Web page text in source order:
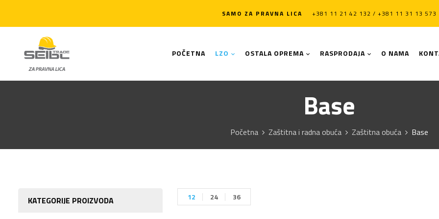
SAMO ZA PRAVNA LICA +381 11 21 42 132 / +381 11 31 13 573
POČETNA LZO OSTALA OPREMA RASPRODAJA O NAMA
Base
Početna Zaštitna i radna obuća Zaštitna obuća Base
KATEGORIJE PROIZVODA 12 24 36